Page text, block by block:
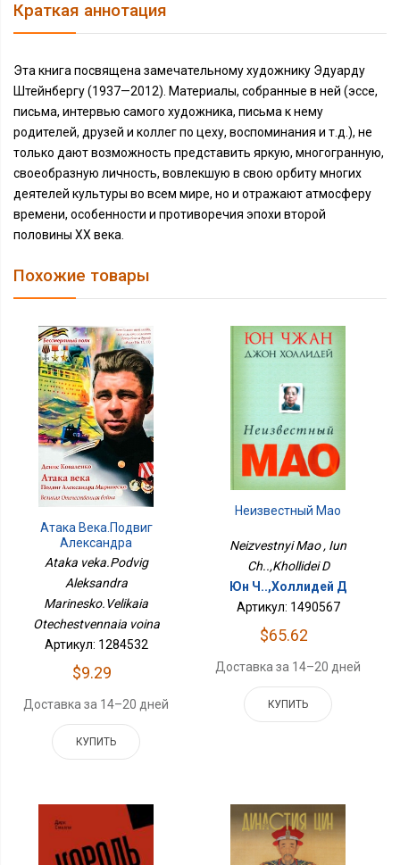
Краткая аннотация
Эта книга посвящена замечательному художнику Эдуарду
Штейнбергу (1937—2012). Материалы, собранные в ней (эссе,
письма, интервью самого художника, письма к нему
родителей, друзей и коллег по цеху, воспоминания и т.д.), не
только дают возможность представить яркую, многогранную,
своеобразную личность, вовлекшую в свою орбиту многих
деятелей культуры во всем мире, но и отражают атмосферу
времени, особенности и противоречия эпохи второй
половины ХХ века.
Похожие товары
Атака Века.Подвиг
Александра
Маринеско.Великая
Отечественная Война
Ataka veka.Podvig
Aleksandra
Marinesko.Velikaia
Otechestvennaia voina
Артикул: 1284532
$9.29
Доставка за 14–20 дней
КУПИТЬ
Неизвестный Мао
Neizvestnyi Mao , Iun
Ch..,Khollidei D
Юн Ч..,Холлидей Д
Артикул: 1490567
$65.62
Доставка за 14–20 дней
КУПИТЬ